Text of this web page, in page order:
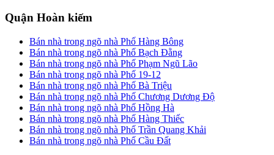
Quận Hoàn kiếm
Bán nhà trong ngõ nhà Phố Hàng Bông
Bán nhà trong ngõ nhà Phố Bạch Đằng
Bán nhà trong ngõ nhà Phố Phạm Ngũ Lão
Bán nhà trong ngõ nhà Phố 19-12
Bán nhà trong ngõ nhà Phố Bà Triệu
Bán nhà trong ngõ nhà Phố Chương Dương Độ
Bán nhà trong ngõ nhà Phố Hồng Hà
Bán nhà trong ngõ nhà Phố Hàng Thiếc
Bán nhà trong ngõ nhà Phố Trần Quang Khải
Bán nhà trong ngõ nhà Phố Cầu Đất